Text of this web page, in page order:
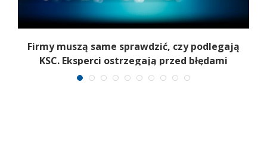
Firmy muszą same sprawdzić, czy podlegają
KSC. Eksperci ostrzegają przed błędami